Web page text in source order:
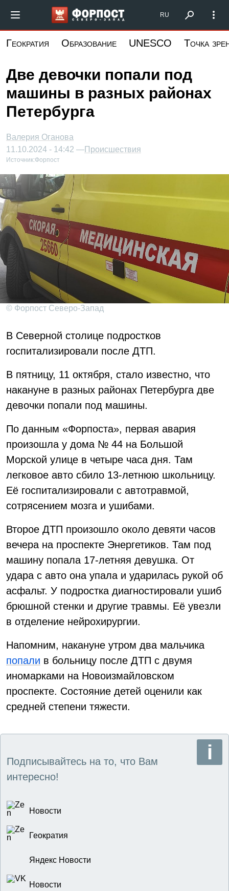
основному
Форпост Северо-Запад
RU
Геократия Образование UNESCO Точка
Две девочки попали под
машины в разных районах
Петербурга
Валерия Оганова
11.10.2024 - 14:42 —Происшествия
Источник:Форпост
© Форпост Северо-Запад
В Северной столице подростков
госпитализировали после ДТП.
В пятницу, 11 октября, стало известно, что
накануне в разных районах Петербурга две
девочки попали под машины.
По данным «Форпоста», первая авария
произошла у дома № 44 на Большой
Морской улице в четыре часа дня. Там
легковое авто сбило 13-летнюю школьницу.
Её госпитализировали с автотравмой,
сотрясением мозга и ушибами.
Второе ДТП произошло около девяти часов
вечера на проспекте Энергетиков. Там под
машину попала 17-летняя девушка. От
удара с авто она упала и ударилась рукой об
асфальт. У подростка диагностировали ушиб
брюшной стенки и другие травмы. Её увезли
в отделение нейрохирургии.
Напомним, накануне утром два мальчика
попали в больницу после ДТП с двумя
иномарками на Новоизмайловском
проспекте. Состояние детей оценили как
средней степени тяжести.
Подписывайтесь на то, что Вам
интересно!
Новости
Геократия
Яндекс Новости
Новости